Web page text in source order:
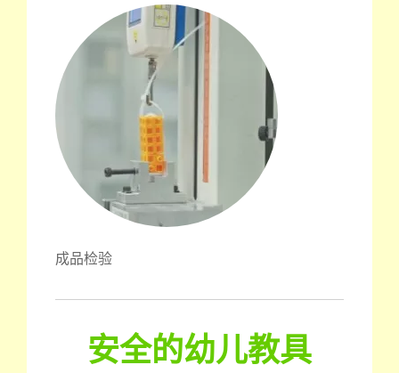
成品检验
安全的幼儿教具